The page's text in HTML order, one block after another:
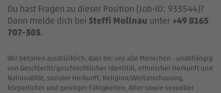
Du hast Fragen zu dieser Position (Job-ID: 933544)?
Dann melde dich bei Steffi Mollnau unter +49 8165
707-303.
Wir betonen ausdrücklich, dass bei uns alle Menschen - unabhängig
von Geschlecht/geschlechtlicher Identität, ethnischer Herkunft und
Nationalität, sozialer Herkunft, Religion/Weltanschauung,
körperlicher und geistiger Fähigkeiten, Alter sowie sexueller